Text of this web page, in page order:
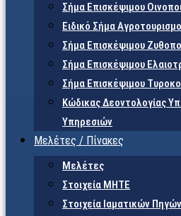
Σήμα Επισκέψιμου
Ειδικό Σήμα
Σήμα Επισκέψιμου
Σήμα Επισκέψιμου
Σήμα Επισκέψιμου
Κώδικας Δεοντολογίας
Υπηρεσιών
Μελέτες / Πίνακες
Μελέτες
Στοιχεία ΜΗΤΕ
Στοιχεία Ιαματικών Πηγών